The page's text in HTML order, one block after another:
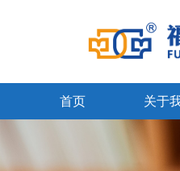
首页 关于